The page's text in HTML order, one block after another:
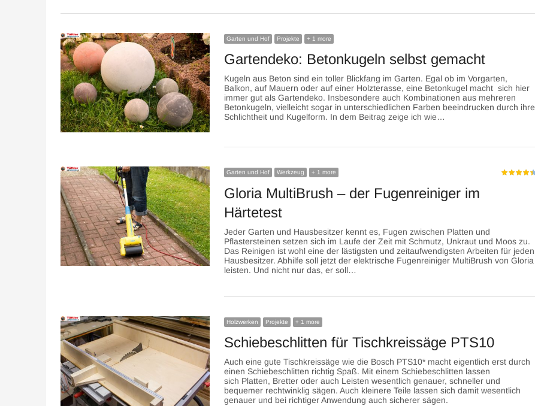
Garten und Hof Projekte + 1 more
Gartendeko: Betonkugeln selbst gemacht
Kugeln aus Beton sind ein toller Blickfang im Garten. Egal ob im Vorgarten,
Balkon, auf Mauern oder auf einer Holzterasse, eine Betonkugel macht sich hier
immer gut als Gartendeko. Insbesondere auch Kombinationen aus mehreren
Betonkugeln, vielleicht sogar in unterschiedlichen Farben beeindrucken durch ihre
Schlichtheit und Kugelform. In dem Beitrag zeige ich wie…
Garten und Hof Werkzeug + 1 more
Gloria MultiBrush – der Fugenreiniger im
Härtetest
Jeder Garten und Hausbesitzer kennt es, Fugen zwischen Platten und
Pflastersteinen setzen sich im Laufe der Zeit mit Schmutz, Unkraut und Moos zu.
Das Reinigen ist wohl eine der lästigsten und zeitaufwendigsten Arbeiten für jeden
Hausbesitzer. Abhilfe soll jetzt der elektrische Fugenreiniger MultiBrush von Gloria
leisten. Und nicht nur das, er soll…
Holzwerken Projekte + 1 more
Schiebeschlitten für Tischkreissäge PTS10
Auch eine gute Tischkreissäge wie die Bosch PTS10* macht eigentlich erst durch
einen Schiebeschlitten richtig Spaß. Mit einem Schiebeschlitten lassen
sich Platten, Bretter oder auch Leisten wesentlich genauer, schneller und
bequemer rechtwinklig sägen. Auch kleinere Teile lassen sich damit wesentlich
genauer und bei richtiger Anwendung auch sicherer sägen.